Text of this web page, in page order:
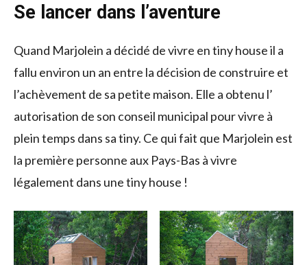
Se lancer dans l’aventure
Quand Marjolein a décidé de vivre en tiny house il a
fallu environ un an entre la décision de construire et
l’achèvement de sa petite maison. Elle a obtenu l’
autorisation de son conseil municipal pour vivre à
plein temps dans sa tiny. Ce qui fait que Marjolein est
la première personne aux Pays-Bas à vivre
légalement dans une tiny house !